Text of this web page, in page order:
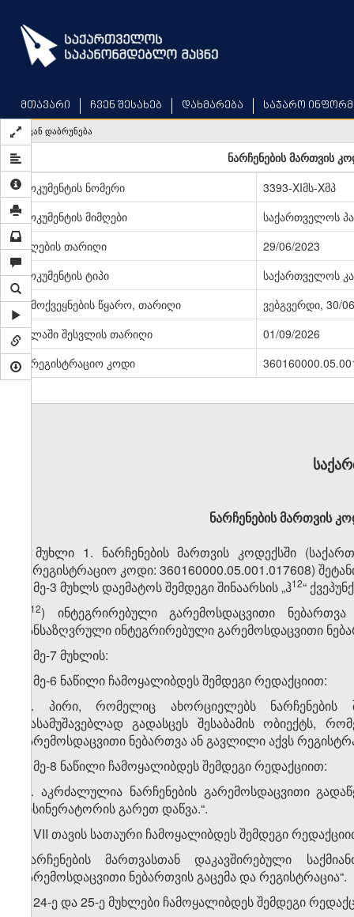
main
content
მთავარი ჩვენ შესახებ დახმარება საჯარო
უკან დაბრუნება
ნარჩენების მართვის
დოკუმენტის ნომერი
3393-XIმს-Xმპ
დოკუმენტის მიმღები
საქართველოს
მიღების თარიღი
29/06/2023
დოკუმენტის ტიპი
საქართველოს
გამოქვეყნების წყარო, თარიღი
ვებგვერდი, 30/
ძალაში შესვლის თარიღი
01/09/2026
სარეგისტრაციო კოდი
ნარჩენების მართვის
მუხლი 1. ნარჩენების მართვის კოდექსში
სარეგისტრაციო კოდი: 360160000.05.001.017608)
1. მე-3 მუხლს დაემატოს შემდეგი შინაარსის „ჰ​12“
​12) ინტეგრირებული გარემოსდაცვითი
განსაზღვრული ინტეგრირებული გარემოსდაცვითი
2. მე-7 მუხლის:
ა) მე-6 ნაწილი ჩამოყალიბდეს შემდეგი რედაქციით:
„6. პირი, რომელიც ახორციელებს ნარჩენების
დასამუშავებლად გადასცეს შესაბამის ობიექტს,
გარემოსდაცვითი ნებართვა ან გავლილი აქვს
ბ) მე-8 ნაწილი ჩამოყალიბდეს შემდეგი რედაქციით:
„8. აკრძალულია ნარჩენების გარემოსდაცვითი
ინსინერატორის გარეთ დაწვა.“.
3. VII თავის სათაური ჩამოყალიბდეს შემდეგი
„ნარჩენების მართვასთან დაკავშირებული
გარემოსდაცვითი ნებართვის გაცემა და რეგისტრაცია“.
4. 24-ე და 25-ე მუხლები ჩამოყალიბდეს შემდეგი